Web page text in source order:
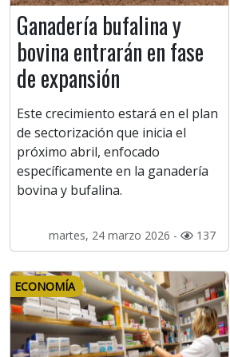
Ganadería bufalina y
bovina entrarán en fase
de expansión
Este crecimiento estará en el plan
de sectorización que inicia el
próximo abril, enfocado
específicamente en la ganadería
bovina y bufalina.
martes, 24 marzo 2026 - 137
ECONOMÍA